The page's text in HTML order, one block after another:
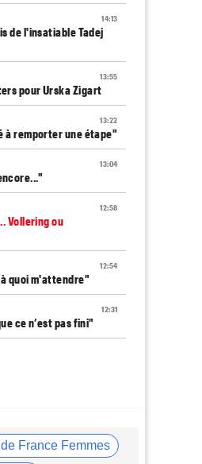
14:13
de l'insatiable Tadej
13:55
pour Urska Zigart
13:22
à remporter une étape"
13:04
12:58
Vollering ou
12:54
à quoi m'attendre"
12:31
ce n’est pas fini"
pourrait manquer La
11:38
France Femmes